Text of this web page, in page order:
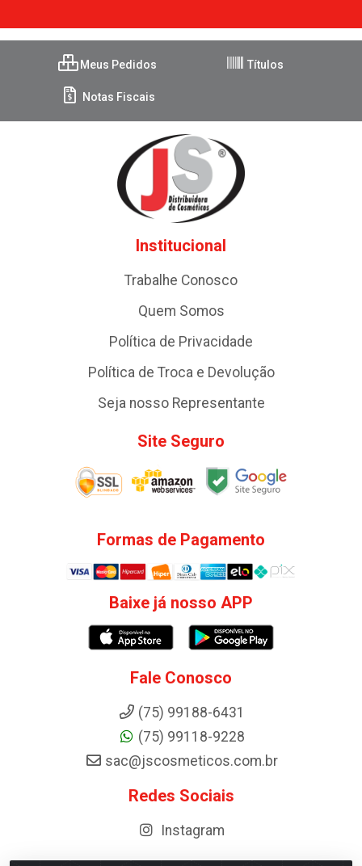
Meus Pedidos Títulos
Notas Fiscais
Institucional
Trabalhe Conosco
Quem Somos
Política de Privacidade
Política de Troca e Devolução
Seja nosso Representante
Site Seguro
Formas de Pagamento
Baixe já nosso APP
Fale Conosco
(75) 99188-6431
(75) 99118-9228
sac@jscosmeticos.com.br
Redes Sociais
Instagram